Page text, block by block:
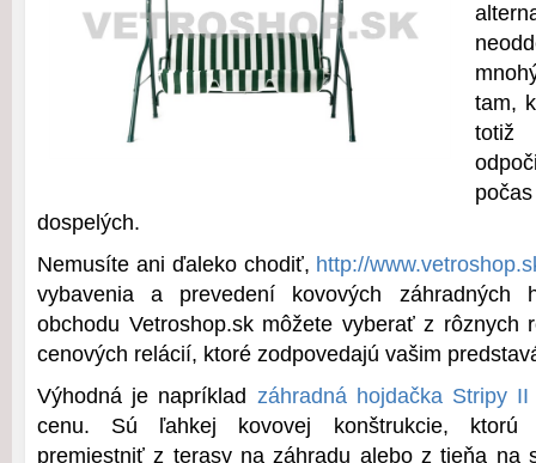
tam,
totiž
dospelých.
Nemusíte ani ďaleko chodiť, http://
vybavenia a prevedení kovových záhradných
obchodu Vetroshop.sk môžete vyberať z rôznych
cenových relácií, ktoré zodpovedajú vašim
Výhodná je napríklad záhradná hojdačka Stripy II
cenu. Sú ľahkej kovovej konštrukcie, ktorú
premiestniť z terasy na záhradu alebo z tieňa na